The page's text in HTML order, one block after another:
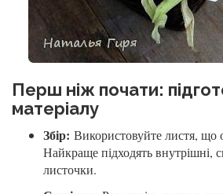
Перш ніж почати:
матеріалу
Збір: Використовуйте листя, що
Найкраще підходять внутрішні,
листочки.